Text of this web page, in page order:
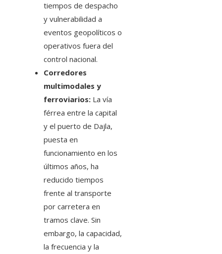
tiempos de despacho
y vulnerabilidad a
eventos geopolíticos o
operativos fuera del
control nacional.
Corredores
multimodales y
ferroviarios: La vía
férrea entre la capital
y el puerto de Dajla,
puesta en
funcionamiento en los
últimos años, ha
reducido tiempos
frente al transporte
por carretera en
tramos clave. Sin
embargo, la capacidad,
la frecuencia y la